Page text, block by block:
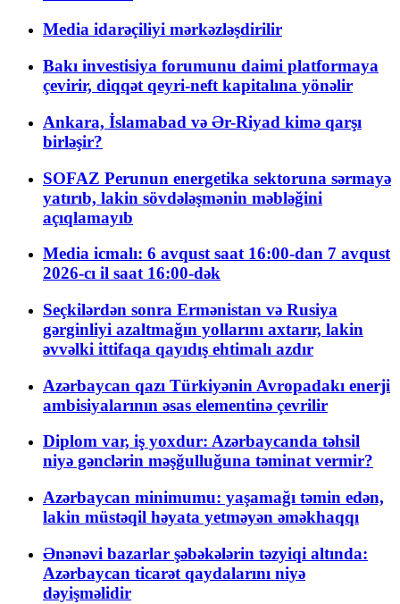
Media idarəçiliyi mərkəzləşdirilir
Bakı investisiya forumunu daimi platformaya
çevirir, diqqət qeyri-neft kapitalına yönəlir
Ankara, İslamabad və Ər-Riyad kimə qarşı
birləşir?
SOFAZ Perunun energetika sektoruna sərmayə
yatırıb, lakin sövdələşmənin məbləğini
açıqlamayıb
Media icmalı: 6 avqust saat 16:00-dan 7 avqust
2026-cı il saat 16:00-dək
Seçkilərdən sonra Ermənistan və Rusiya
gərginliyi azaltmağın yollarını axtarır, lakin
əvvəlki ittifaqa qayıdış ehtimalı azdır
Azərbaycan qazı Türkiyənin Avropadakı enerji
ambisiyalarının əsas elementinə çevrilir
Diplom var, iş yoxdur: Azərbaycanda təhsil
niyə gənclərin məşğulluğuna təminat vermir?
Azərbaycan minimumu: yaşamağı təmin edən,
lakin müstəqil həyata yetməyən əməkhaqqı
Ənənəvi bazarlar şəbəkələrin təzyiqi altında:
Azərbaycan ticarət qaydalarını niyə
dəyişməlidir